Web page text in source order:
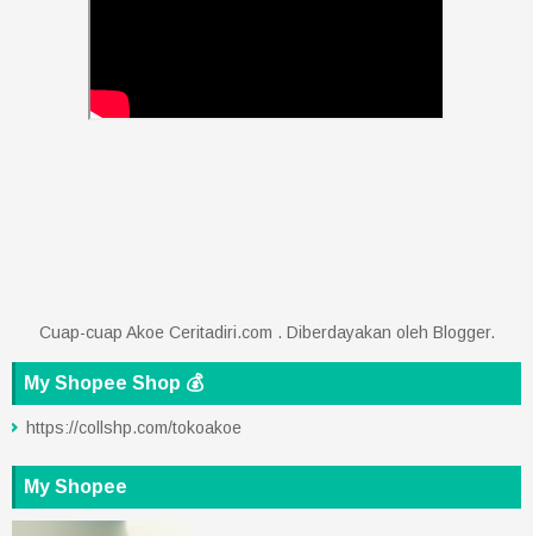
Cuap-cuap Akoe Ceritadiri.com . Diberdayakan oleh Blogger.
My Shopee Shop 💰
https://collshp.com/tokoakoe
My Shopee